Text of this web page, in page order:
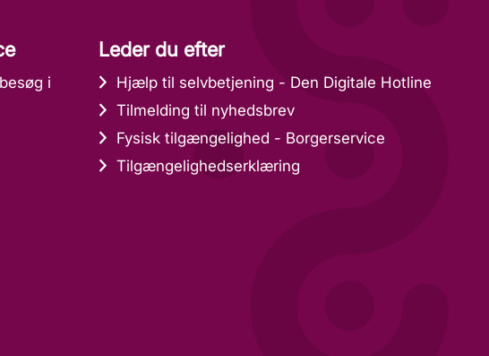
i
Leder du efter
Hjælp til selvbetjening - Den Digitale Hotline
Tilmelding til nyhedsbrev
Fysisk tilgængelighed - Borgerservice
Tilgængelighedserklæring